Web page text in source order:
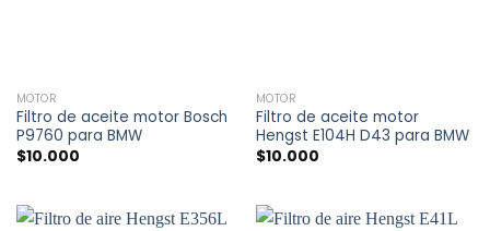
MOTOR
Filtro de aceite motor Bosch
P9760 para BMW
$10.000
MOTOR
Filtro de aceite motor
Hengst E104H D43 para BMW
$10.000